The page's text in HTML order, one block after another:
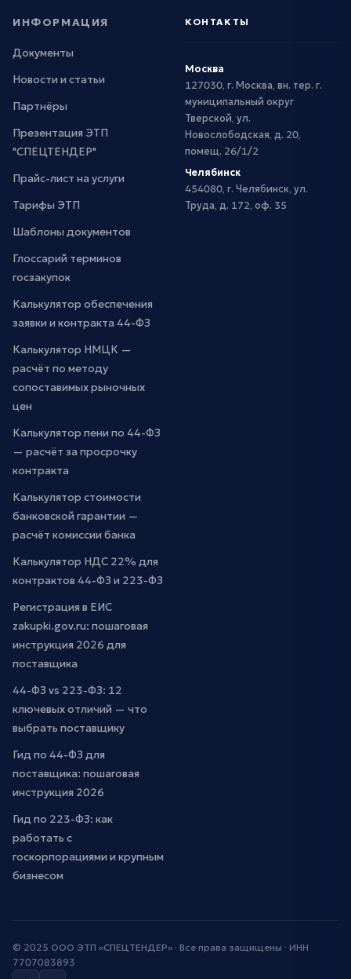
ИНФОРМАЦИЯ
Документы
Новости и статьи
Партнёры
Презентация ЭТП
"СПЕЦТЕНДЕР"
Прайс-лист на услуги
Тарифы ЭТП
Шаблоны документов
Глоссарий терминов
госзакупок
Калькулятор обеспечения
заявки и контракта 44-ФЗ
Калькулятор НМЦК —
расчёт по методу
сопоставимых рыночных
цен
Калькулятор пени по 44-ФЗ
— расчёт за просрочку
контракта
Калькулятор стоимости
банковской гарантии —
расчёт комиссии банка
Калькулятор НДС 22% для
контрактов 44-ФЗ и 223-ФЗ
Регистрация в ЕИС
zakupki.gov.ru: пошаговая
инструкция 2026 для
поставщика
44-ФЗ vs 223-ФЗ: 12
ключевых отличий — что
выбрать поставщику
Гид по 44-ФЗ для
поставщика: пошаговая
инструкция 2026
Гид по 223-ФЗ: как
работать с
госкорпорациями и крупным
бизнесом
КОНТАКТЫ
Москва
127030, г. Москва, вн. тер. г.
муниципальный округ
Тверской, ул.
Новослободская, д. 20,
помещ. 26/1/2
Челябинск
454080, г. Челябинск, ул.
Труда, д. 172, оф. 35
© 2025 ООО ЭТП «СПЕЦТЕНДЕР» · Все права защищены · ИНН
7707083893